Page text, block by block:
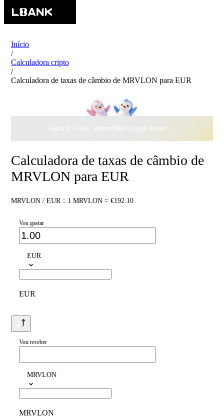
Início
/
Calculadora cripto
/
Calculadora de taxas de câmbio de MRVLON para EUR
Além do Gelo, Vamos Mais Longe Juntos ·$500.000
Calculadora de taxas de câmbio de
MRVLON para EUR
MRVLON / EUR：1 MRVLON = €192.10
Vou gastar
EUR
EUR
Vou receber
MRVLON
MRVLON